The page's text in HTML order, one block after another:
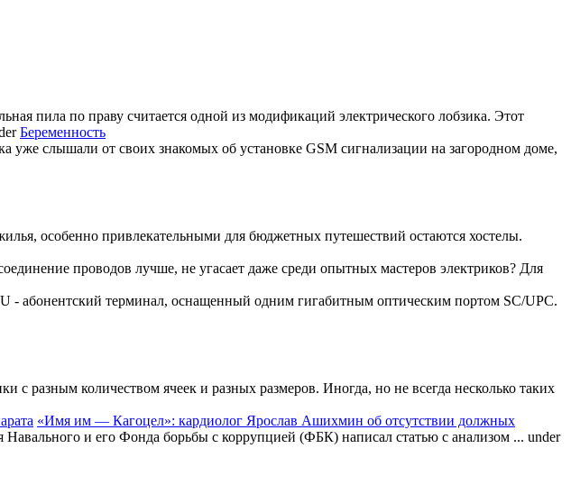
пила по праву считается одной из модификаций электрического лобзика. Этот
Беременность
уже слышали от своих знакомых об установке GSM сигнализации на загородном доме,
особенно привлекательными для бюджетных путешествий остаются хостелы.
проводов лучше, не угасает даже среди опытных мастеров электриков? Для
- абонентский терминал, оснащенный одним гигабитным оптическим портом SC/UPC.
с разным количеством ячеек и разных размеров. Иногда, но не всегда несколько таких
«Имя им — Кагоцел»: кардиолог Ярослав Ашихмин об отсутствии должных
и его Фонда борьбы с коррупцией (ФБК) написал статью с анализом ... under